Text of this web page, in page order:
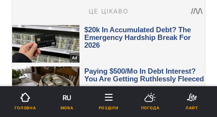
ГОЛОВНА
RU
МОВА РОЗДІЛИ ПОГОДА ЛАЙТ